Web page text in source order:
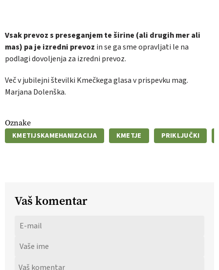
Vsak prevoz s preseganjem te širine (ali drugih mer ali
mas) pa je izredni prevoz in se ga sme opravljati le na
podlagi dovoljenja za izredni prevoz.
Več v jubilejni številki Kmečkega glasa v prispevku mag.
Marjana Dolenška.
Oznake
KMETIJSKAMEHANIZACIJA KMETJE PRIKLJUČKI
Vaš komentar